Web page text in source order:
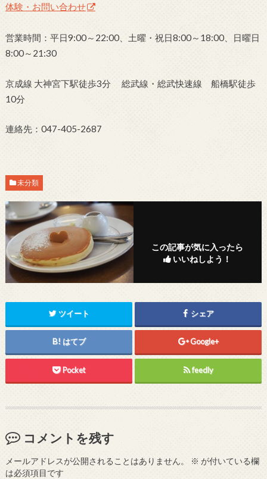
体験・お問い合わせ
営業時間：平日9:00～22:00、土曜・祝日8:00～18:00、日曜日
8:00～21:30
京成線 大神宮下駅徒歩3分 総武線・総武快速線 船橋駅徒歩
10分
連絡先：047-405-2687
未分類
この記事が気に入ったら
いいねしよう！
ツイート シェア
はてブ Google+
Pocket feedly
コメントを残す
メールアドレスが公開されることはありません。 ※ が付いている欄
は必須項目です